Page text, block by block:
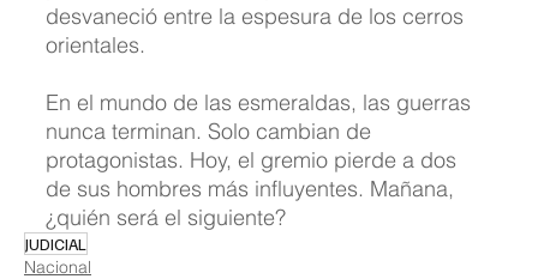
desvaneció entre la espesura de los cerros
orientales.
En el mundo de las esmeraldas, las guerras
nunca terminan. Solo cambian de
protagonistas. Hoy, el gremio pierde a dos
de sus hombres más influyentes. Mañana,
¿quién será el siguiente?
JUDICIAL
Nacional